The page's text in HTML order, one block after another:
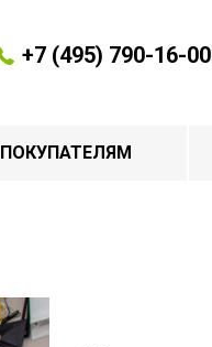
+7 (495) 790-16-00
ПОКУПАТЕЛЯМ